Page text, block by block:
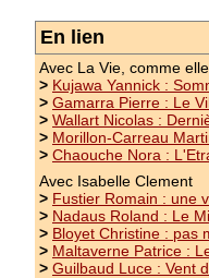
En lien
Avec La Vie, comme
> Kujawa Yannick :
> Gamarra Pierre : Le
> Wallart Nicolas :
> Morillon-Carreau
> Chaouche Nora :
Avec Isabelle Clement
> Fustier Romain : une
> Nadaus Roland : Le
> Bloyet Christine : pas
> Maltaverne Patrice :
> Guilbaud Luce : Vent